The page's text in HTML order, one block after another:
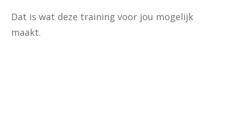
Dat is wat deze training voor jou mogelijk
maakt.